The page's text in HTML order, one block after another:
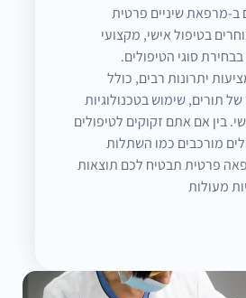
מרפאת שיניים פרטית
בטיפול אישי, מקצועי
סוגי הטיפולים.
יתרונות רבים, כולל
של תורים, שימוש בטכנולוגיות
בין אם אתם זקוקים לטיפולים
מורכבים כמו השתלות
פרטית תבטיח לכם תוצאות
מעולות